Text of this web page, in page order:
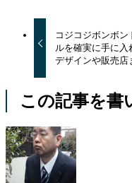
コジコジボンボン
ルを確実に手に入
デザインや販売店
この記事を書